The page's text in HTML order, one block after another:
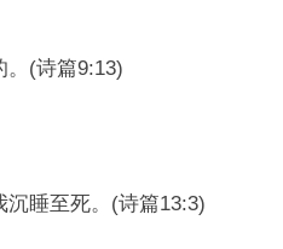
。(诗篇9:13)
睡至死。(诗篇13:3)